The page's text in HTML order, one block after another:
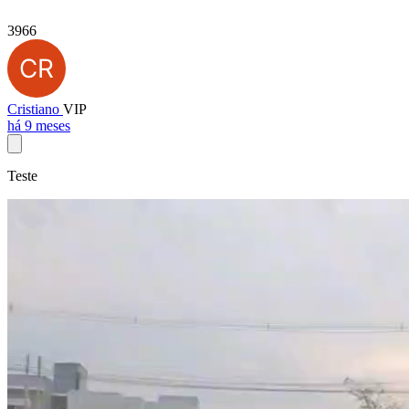
3966
Cristiano VIP
há 9 meses
Teste